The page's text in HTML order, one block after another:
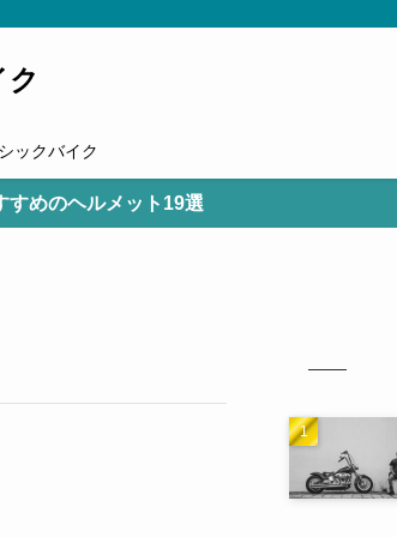
ックバイク
すめのヘルメット19選